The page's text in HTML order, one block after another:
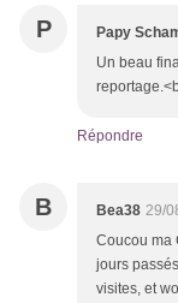
P Papy
Un beau
Répondre
B Bea38 29/
Coucou ma
jours
visites, et